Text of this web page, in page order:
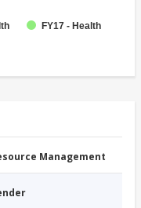
FY17 - Health
Management